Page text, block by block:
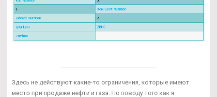
Здесь не действуют какие-то ограничения, которые имеют
место при продаже нефти и газа. По поводу того как я